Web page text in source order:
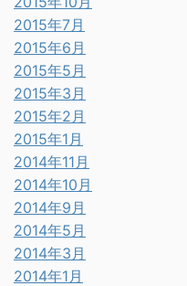
2015年7月
2015年6月
2015年5月
2015年3月
2015年2月
2015年1月
2014年11月
2014年10月
2014年9月
2014年5月
2014年3月
2014年1月